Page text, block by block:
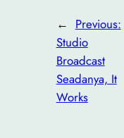
← Previous:
Studio
Broadcast
Seadanya, It
Works